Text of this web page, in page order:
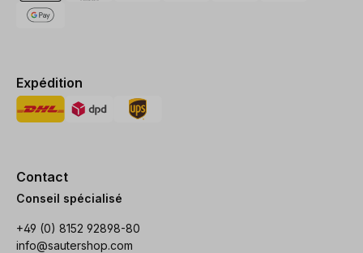
Expédition
Contact
Conseil spécialisé
+49 (0) 8152 92898-80
info@sautershop.com